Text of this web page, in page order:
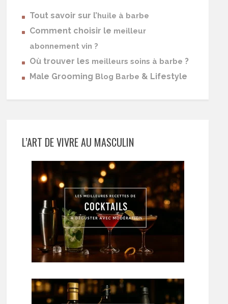
Tout savoir sur l’huile à barbe
Comment choisir le meilleur
abonnement vin ?
Où trouver les meilleurs soins à barbe ?
Male Grooming Blog Barbe & Lifestyle
L’ART DE VIVRE AU MASCULIN